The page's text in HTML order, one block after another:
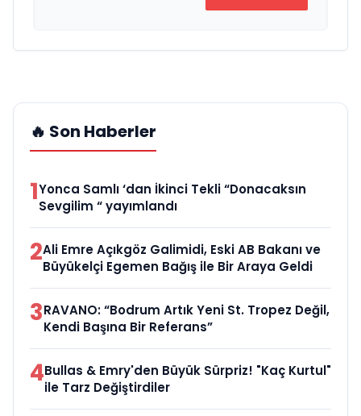
🔥 Son Haberler
1Yonca Samlı ‘dan İkinci Tekli “Donacaksın
Sevgilim “ yayımlandı
2Ali Emre Açıkgöz Galimidi, Eski AB Bakanı ve
Büyükelçi Egemen Bağış ile Bir Araya Geldi
3RAVANO: “Bodrum Artık Yeni St. Tropez Değil,
Kendi Başına Bir Referans”
4Bullas & Emry'den Büyük Sürpriz! "Kaç Kurtul"
ile Tarz Değiştirdiler